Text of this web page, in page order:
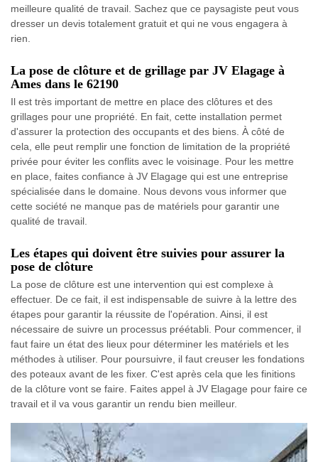
meilleure qualité de travail. Sachez que ce paysagiste peut vous
dresser un devis totalement gratuit et qui ne vous engagera à
rien.
La pose de clôture et de grillage par JV Elagage à
Ames dans le 62190
Il est très important de mettre en place des clôtures et des
grillages pour une propriété. En fait, cette installation permet
d'assurer la protection des occupants et des biens. À côté de
cela, elle peut remplir une fonction de limitation de la propriété
privée pour éviter les conflits avec le voisinage. Pour les mettre
en place, faites confiance à JV Elagage qui est une entreprise
spécialisée dans le domaine. Nous devons vous informer que
cette société ne manque pas de matériels pour garantir une
qualité de travail.
Les étapes qui doivent être suivies pour assurer la
pose de clôture
La pose de clôture est une intervention qui est complexe à
effectuer. De ce fait, il est indispensable de suivre à la lettre des
étapes pour garantir la réussite de l'opération. Ainsi, il est
nécessaire de suivre un processus préétabli. Pour commencer, il
faut faire un état des lieux pour déterminer les matériels et les
méthodes à utiliser. Pour poursuivre, il faut creuser les fondations
des poteaux avant de les fixer. C'est après cela que les finitions
de la clôture vont se faire. Faites appel à JV Elagage pour faire ce
travail et il va vous garantir un rendu bien meilleur.